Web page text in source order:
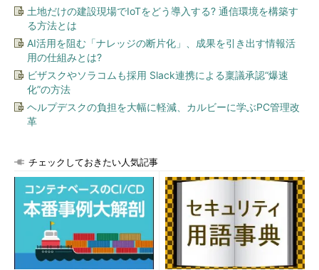
土地だけの建設現場でIoTをどう導入する? 通信環境を構築す
る方法とは
AI活用を阻む「ナレッジの断片化」、成果を引き出す情報活
用の仕組みとは?
ビザスクやソラコムも採用 Slack連携による稟議承認“爆速
化”の方法
ヘルプデスクの負担を大幅に軽減、カルビーに学ぶPC管理改
革
チェックしておきたい人気記事